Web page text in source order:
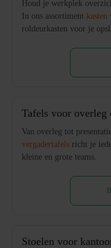
Houd je werkplek
In ons assortiment kasten
roldeurkasten voor je
Tafels voor overleg
Van overleg tot
vergadertafels richt je
kleine en grote teams.
Stoelen voor